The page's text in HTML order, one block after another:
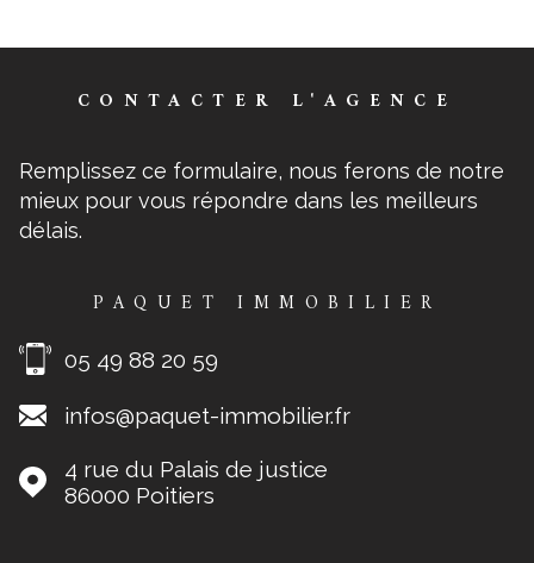
CONTACTER L'AGENCE
Remplissez ce formulaire, nous ferons de notre
mieux pour vous répondre dans les meilleurs
délais.
PAQUET IMMOBILIER
05 49 88 20 59
infos@paquet-immobilier.fr
4 rue du Palais de justice
86000
Poitiers